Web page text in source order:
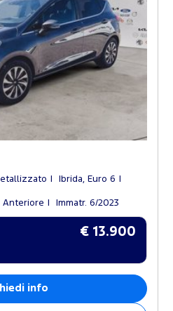
Ibrida, Euro 6
Anteriore
Immatr. 6/2023
€ 13.900
info